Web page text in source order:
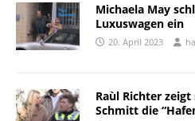
Michaela May
Luxuswagen ein
20. April 2023
Raùl Richter
Schmitt die